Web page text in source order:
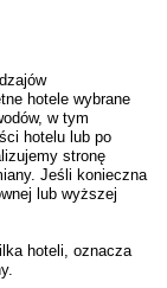
hotele wybrane
w tym
hotelu lub po
stronę
Jeśli konieczna
lub wyższej
hoteli, oznacza